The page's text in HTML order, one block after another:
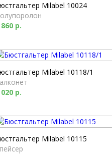
Milabel 10024
р.
Milabel 10118/1
р.
Milabel 10115